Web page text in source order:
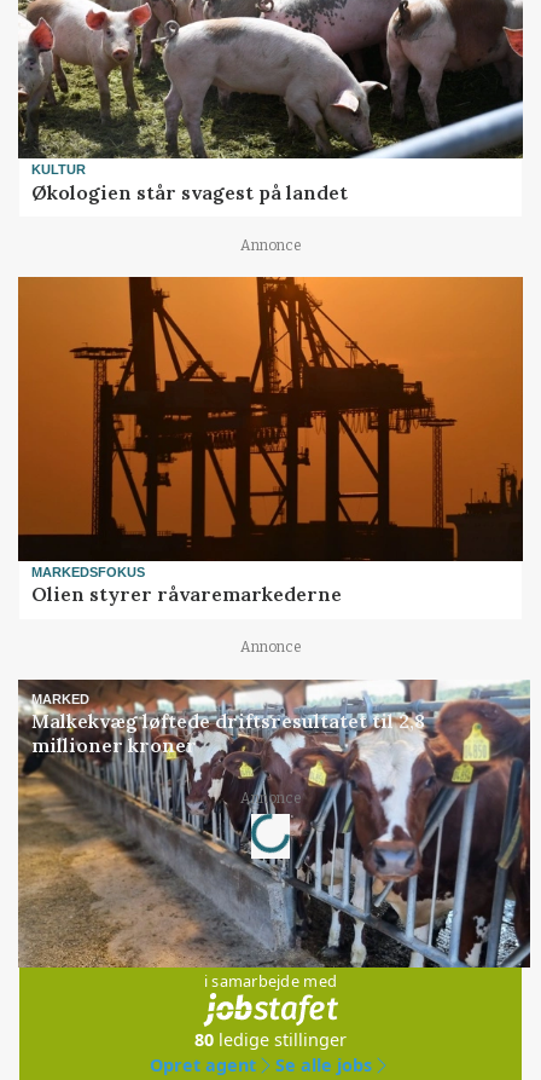
KULTUR
Økologien står svagest på landet
Annonce
MARKEDSFOKUS
Olien styrer råvaremarkederne
Annonce
MARKED
Malkekvæg løftede driftsresultatet til 2,8
millioner kroner
Annonce
Loading...
Jobs
i samarbejde med
80 ledige stillinger
Opret agent
Se alle jobs